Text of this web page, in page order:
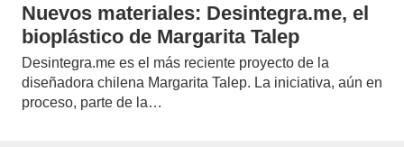
Nuevos materiales: Desintegra.me, el
bioplástico de Margarita Talep
Desintegra.me es el más reciente proyecto de la
diseñadora chilena Margarita Talep. La iniciativa, aún en
proceso, parte de la…